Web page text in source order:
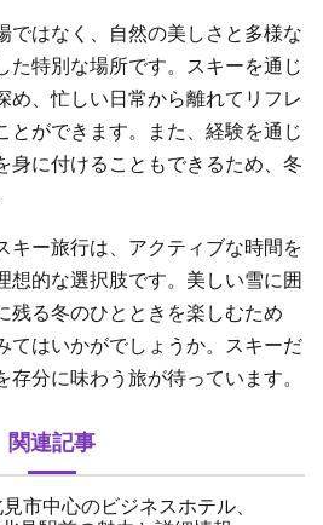
ではなく、自然の美しさと多様な
た特別な場所です。スキーを通じ
め、忙しい日常から離れてリフレ
とができます。また、経験を通じ
身に付けることもできるため、冬
キー旅行は、アクティブな時間を
想的な選択肢です。美しい雪に囲
残る冬のひとときを楽しむため
てはいかがでしょうか。スキーだ
存分に味わう旅が待っています。
関連記事
市中心のビジネスホテル、